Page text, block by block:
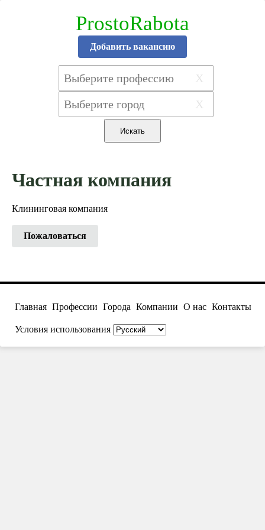
ProstoRabota
Добавить вакансию
X
X
Частная компания
Клининговая компания
Пожаловаться
Главная Профессии Города Компании О нас Контакты
Условия использования